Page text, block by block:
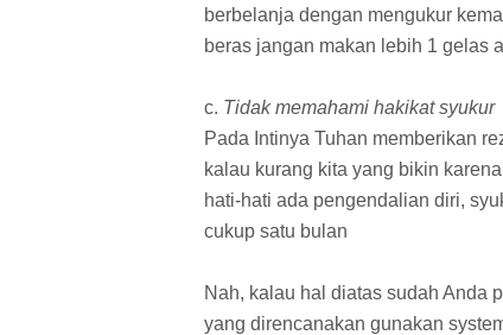
berbelanja dengan mengukur
beras jangan makan lebih 1 gelas
c. Tidak memahami hakikat syukur
Pada Intinya Tuhan memberikan
kalau kurang kita yang bikin
hati-hati ada pengendalian diri,
cukup satu bulan
Nah, kalau hal diatas sudah Anda
yang direncanakan gunakan